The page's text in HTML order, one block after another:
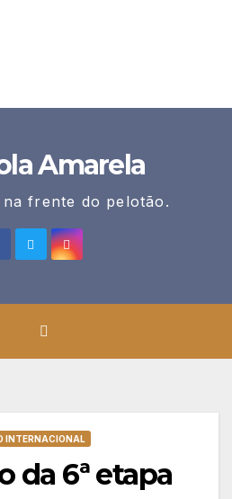
Amarela
frente do pelotão.
INTERNACIONAL
da 6ª etapa